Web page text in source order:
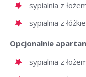
sypialnia z
sypialnia z
Opcjonalnie
sypialnia z